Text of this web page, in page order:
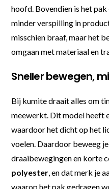
hoofd. Bovendien is het
minder verspilling in
misschien braaf, maar het
omgaan met materiaal en
Sneller bewegen,
Bij kumite draait alles om
meewerkt. Dit model heeft
waardoor het dicht op het
voelen. Daardoor beweeg
draaibewegingen en korte
polyester, en dat merk je
waarop het pak gedragen